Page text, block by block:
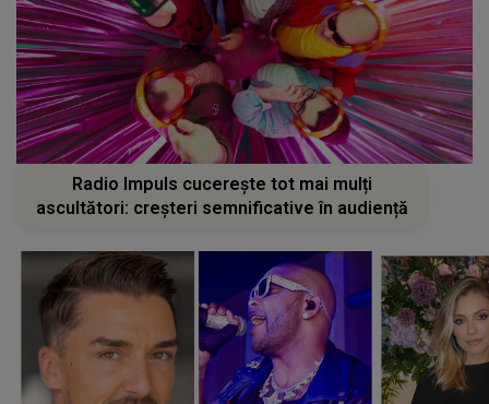
Radio Impuls cucerește tot mai mulți
ascultători: creșteri semnificative în audiență